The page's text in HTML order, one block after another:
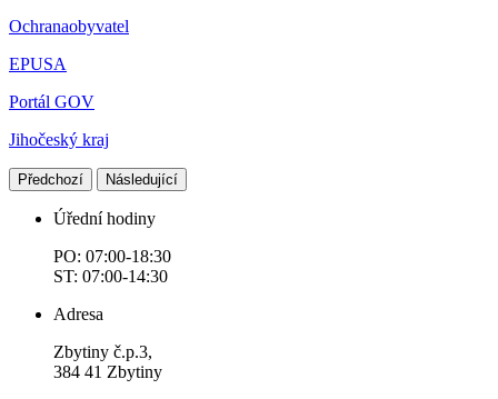
Ochranaobyvatel
EPUSA
Portál GOV
Jihočeský kraj
Předchozí Následující
Úřední hodiny
PO: 07:00-18:30
ST: 07:00-14:30
Adresa
Zbytiny č.p.3,
384 41 Zbytiny